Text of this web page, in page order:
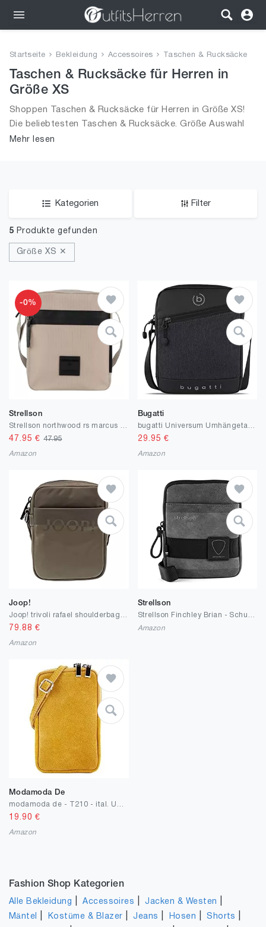
Bekleidung
Schuhe
Startseite Bekleidung Accessoires Taschen & Rucksäcke
Taschen & Rucksäcke für Herren in
Größe XS
Shoppen Taschen & Rucksäcke für Herren in Größe XS!
Die beliebtesten Taschen & Rucksäcke. Größe Auswahl
an Taschen & Rucksäcke in Größe XS und alle Trends aus
Mehr lesen
Kategorien Filter
5 Produkte gefunden
Größe XS ✕
-0%
Strellson
47.95 €47.95
Amazon
Bugatti
29.95 €
Amazon
Joop!
79.88 €
Amazon
Strellson
Amazon
Modamoda De
19.90 €
Amazon
Fashion Shop Kategorien
Alle Bekleidung |Accessoires |Jacken & Westen
Mäntel Kostüme & Blazer |Jeans Hosen |Shorts